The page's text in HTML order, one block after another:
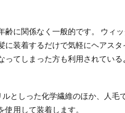
に関係なく一般的です。 ウィ
に装着するだけで気軽にヘアスタ
ってしまった方も利用されている
としった化学繊維のほか、人毛
用して装着します。